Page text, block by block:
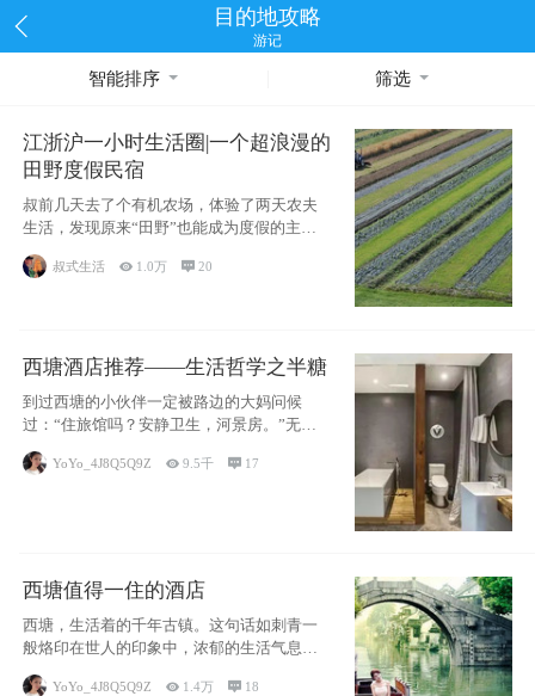
目的地攻略
游记
智能排序 筛选
江浙沪一小时生活圈|一个超浪漫的
田野度假民宿
叔前几天去了个有机农场，体验了两天农夫
生活，发现原来“田野”也能成为度假的主旋
律。江
叔式生活  1.0万 20
西塘酒店推荐——生活哲学之半糖
到过西塘的小伙伴一定被路边的大妈问候
过：“住旅馆吗？安静卫生，河景房。”无意
YoYo_4J8Q5Q9Z 9.5千  17
西塘值得一住的酒店
西塘，生活着的千年古镇。这句话如刺青一
般烙印在世人的印象中，浓郁的生活气息，
小桥流水
YoYo_4J8Q5Q9Z  1.4万  18